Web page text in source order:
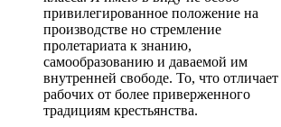
привилегированное положение на
производстве но стремление
пролетариата к знанию,
самообразованию и даваемой им
внутренней свободе. То, что отличает
рабочих от более приверженного
традициям крестьянства.